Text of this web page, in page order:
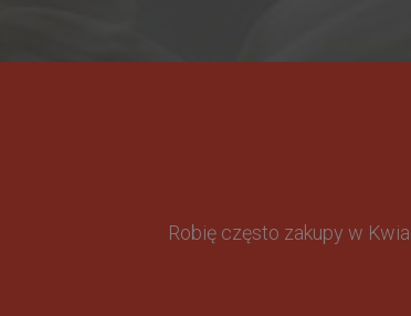
Robię często zakupy w